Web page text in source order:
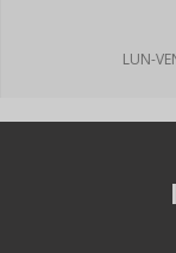
LUN-